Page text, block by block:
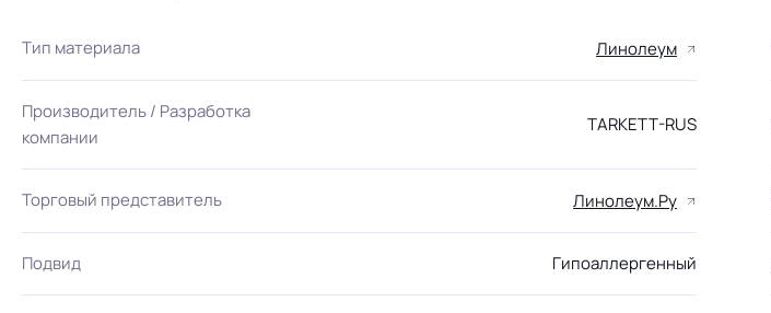
Тип материала Линолеум
Производитель / Разработка
компании
TARKETT-RUS
Торговый представитель Линолеум.Ру
Подвид Гипоаллергенный